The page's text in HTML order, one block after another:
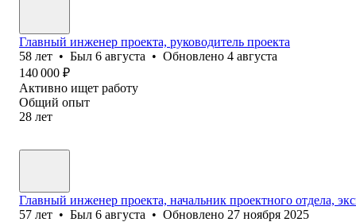
Главный инженер проекта, руководитель проекта
58 лет • Был 6 августа • Обновлено 4 августа
140 000 ₽
Активно ищет работу
Общий опыт
28 лет
Главный инженер проекта, начальник проектного отдела,
57 лет • Был 6 августа • Обновлено 27 ноября 2025